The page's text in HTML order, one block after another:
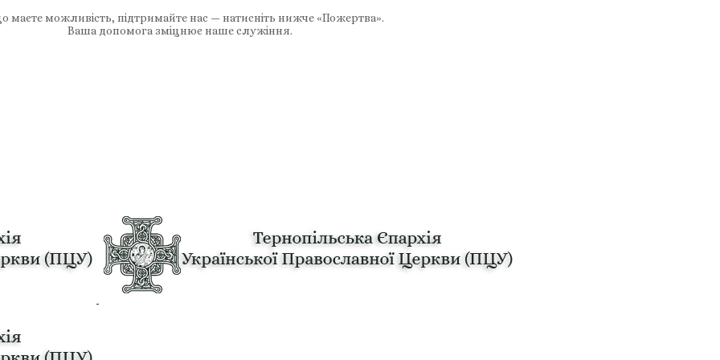
маєте можливість, підтримайте нас — натисніть нижче «Пожертва».
Ваша допомога зміцнює наше служіння.